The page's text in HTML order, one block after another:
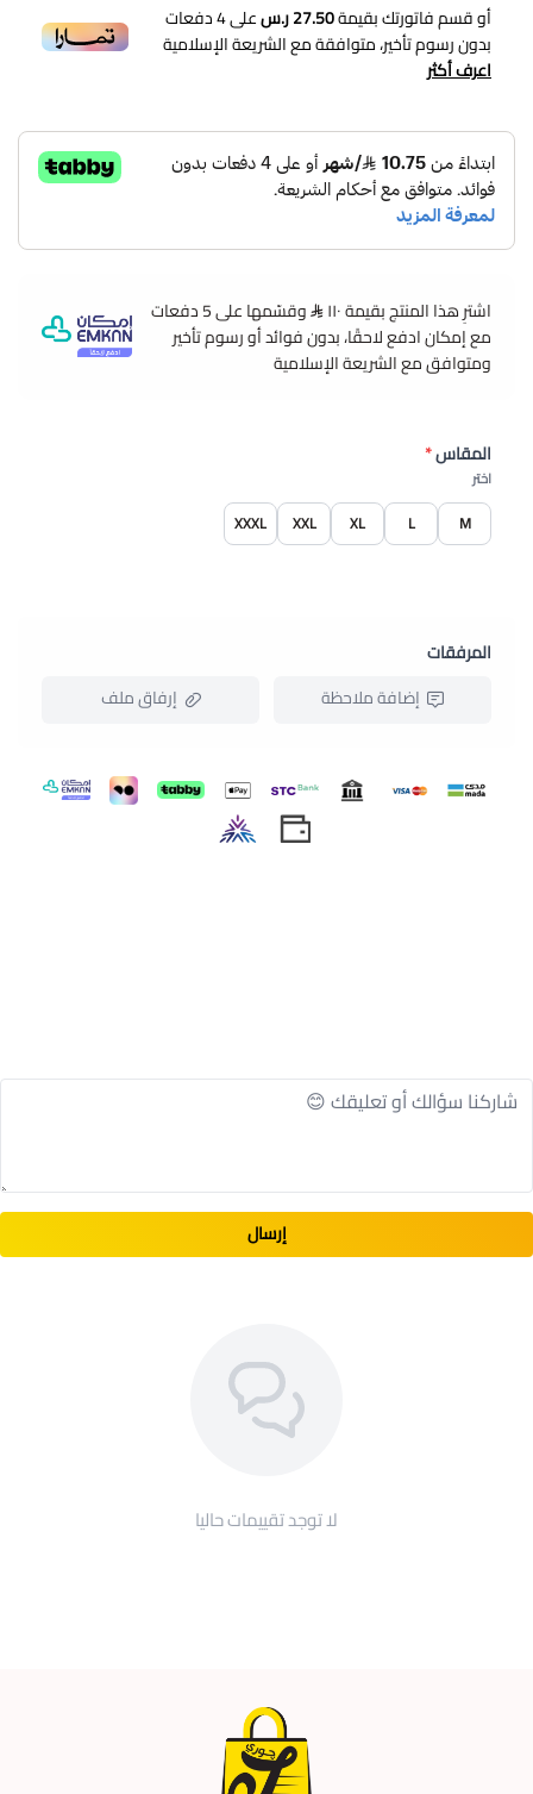
أو قسم فاتورتك بقيمة27.50 ر.س على4دفعات
بدون رسوم تأخير، متوافقة مع الشريعة الإسلامية
اعرف أكثر
اشترِ هذا المنتج بقيمة ١١٠
وقسّمها على 5 دفعات
مع إمكان ادفع لاحقًا، بدون فوائد أو رسوم تأخير
ومتوافق مع الشريعة الإسلامية
المقاس*
اختر
M
L
XL
XXL
XXXL
المرفقات
إضافة ملاحظة
إرفاق ملف
اسحب و افلت الملف هنا
استعراض
إرسال
لا توجد تقييمات حاليا